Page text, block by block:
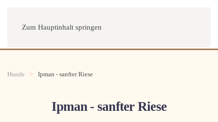
Zum Hauptinhalt springen
Menü
Hunde Ipman - sanfter Riese
Ipman - sanfter Riese